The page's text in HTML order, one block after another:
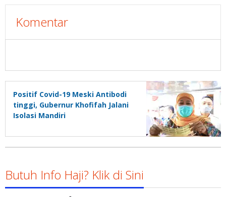
Komentar
Positif Covid-19 Meski Antibodi
tinggi, Gubernur Khofifah Jalani
Isolasi Mandiri
Butuh Info Haji? Klik di Sini